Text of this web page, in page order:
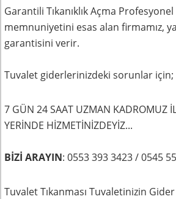
Garantili Tıkanıklık Açma
memnuniyetini esas alan firmamız,
garantisini verir.
Tuvalet giderlerinizdeki sorunlar için;
7 GÜN 24 SAAT UZMAN KADROMUZ
YERİNDE HİZMETİNİZDEYİZ...
BİZİ ARAYIN: 0553 393 3423 / 0545
Tuvalet Tıkanması Tuvaletinizin